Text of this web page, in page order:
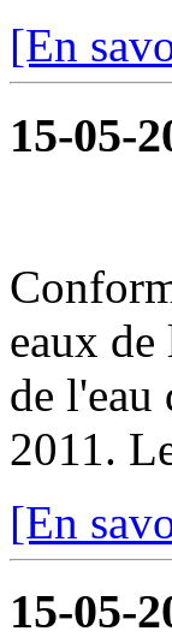
[En
15-05-
eaux
de l'eau
2011.
[En
15-05-